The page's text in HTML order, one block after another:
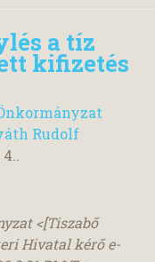
a tíz
kifizetés
Rudolf
.
<[Tiszabő
Hivatal kérő e-